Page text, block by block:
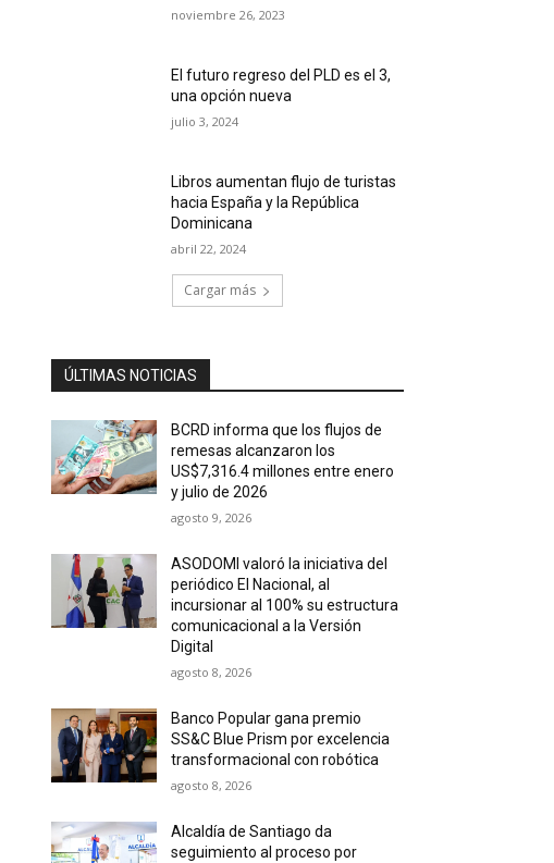
noviembre 26, 2023
El futuro regreso del PLD es el 3,
una opción nueva
julio 3, 2024
Libros aumentan flujo de turistas
hacia España y la República
Dominicana
abril 22, 2024
Cargar más
ÚLTIMAS NOTICIAS
BCRD informa que los flujos de
remesas alcanzaron los
US$7,316.4 millones entre enero
y julio de 2026
agosto 9, 2026
ASODOMI valoró la iniciativa del
periódico El Nacional, al
incursionar al 100% su estructura
comunicacional a la Versión
Digital
agosto 8, 2026
Banco Popular gana premio
SS&C Blue Prism por excelencia
transformacional con robótica
agosto 8, 2026
Alcaldía de Santiago da
seguimiento al proceso por